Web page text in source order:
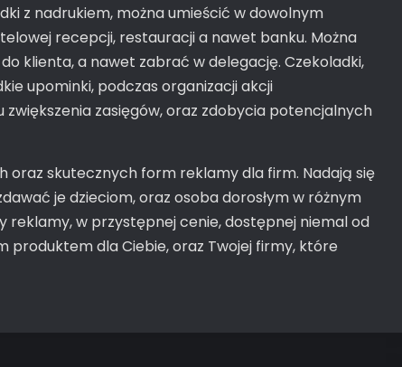
z nadrukiem, można umieścić w dowolnym
recepcji, restauracji a nawet banku. Można
klienta, a nawet zabrać w delegację. Czekoladki,
upominki, podczas organizacji akcji
zasięgów, oraz zdobycia potencjalnych
oraz skutecznych form reklamy dla firm. Nadają się
je dzieciom, oraz osoba dorosłym w różnym
reklamy, w przystępnej cenie, dostępnej niemal od
produktem dla Ciebie, oraz Twojej firmy, które